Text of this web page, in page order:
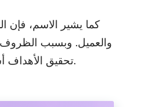
التقاط لقطات الشاشة والتعليق عليها
كما يشير الاسم، فإن
والعميل. وبسبب
تحقيق الأهداف أسبوعياً وشهرياً وسنوياً مع أقل قدر من الإشراف. لكن بناء فريق كهذا قد يكون تحدياً كبيراً.